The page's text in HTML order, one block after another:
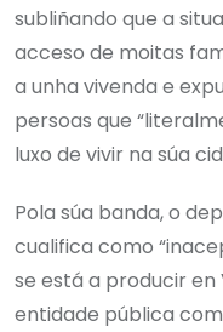
subliñando que a
acceso de moitas
a unha vivenda e
persoas que
luxo de vivir na súa
Pola súa banda, o
cualifica como
se está a producir en
entidade pública